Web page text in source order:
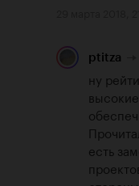
ptitza
ну
есть